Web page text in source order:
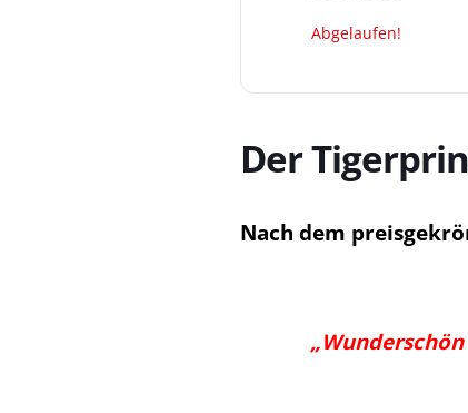
Abgelaufen!
Der
Nach dem